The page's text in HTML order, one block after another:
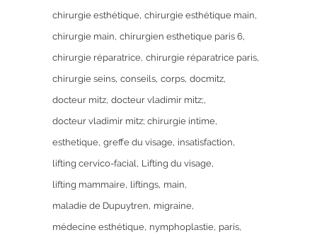
chirurgie esthétique chirurgie esthétique main
chirurgie main chirurgien esthetique paris 6
chirurgie réparatrice chirurgie réparatrice paris
chirurgie seins conseils corps docmitz
docteur mitz docteur vladimir mitz;
docteur vladimir mitz; chirurgie intime
esthetique greffe du visage insatisfaction
lifting cervico-facial Lifting du visage
lifting mammaire liftings main
maladie de Dupuytren migraine
médecine esthétique nymphoplastie paris